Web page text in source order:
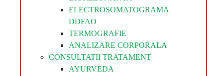
ELECTROSOMATOGRAMA
DDFAO
TERMOGRAFIE
ANALIZARE CORPORALA
CONSULTATII TRATAMENT
AYURVEDA